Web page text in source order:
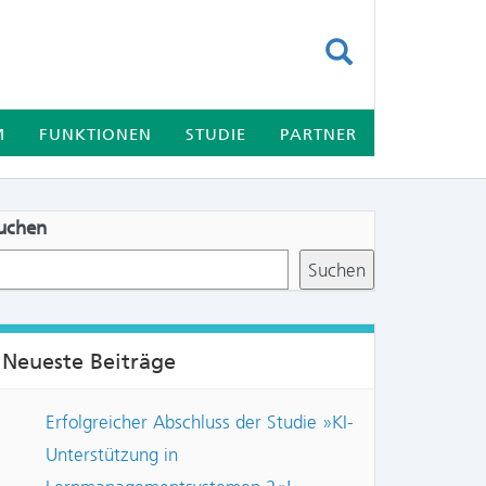
FUNKTIONEN STUDIE PARTNER
Suchen
Neueste Beiträge
Erfolgreicher Abschluss der Studie »KI-
Unterstützung in